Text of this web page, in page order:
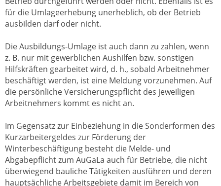
für die Umlageerhebung unerheblich, ob der Betrieb
ausbilden darf oder nicht.
Die Ausbildungs-Umlage ist auch dann zu zahlen, wenn
z. B. nur mit gewerblichen Aushilfen bzw. sonstigen
Hilfskräften gearbeitet wird, d. h., sobald Arbeitnehmer
beschäftigt werden, ist eine Meldung vorzunehmen. Auf
die persönliche Versicherungspflicht des jeweiligen
Arbeitnehmers kommt es nicht an.
Im Gegensatz zur Einbeziehung in die Sonderformen des
Kurzarbeitergeldes zur Förderung der
Winterbeschäftigung besteht die Melde- und
Abgabepflicht zum AuGaLa auch für Betriebe, die nicht
überwiegend bauliche Tätigkeiten ausführen und deren
hauptsächliche Arbeitsgebiete damit im Bereich von